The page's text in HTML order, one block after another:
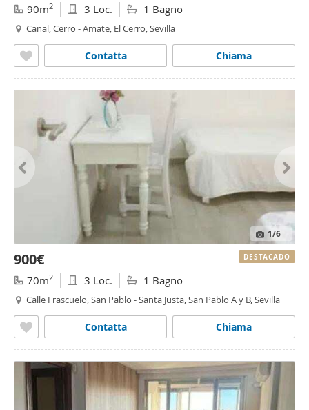
90m2 3 Loc. 1 Bagno
Canal, Cerro - Amate, El Cerro, Sevilla
Chiama
Contatta
1/6
900€
70m2 3 Loc. 1 Bagno
Calle Frascuelo, San Pablo - Santa Justa, San Pablo A y B, Sevilla
Chiama
Contatta
DESTACADO